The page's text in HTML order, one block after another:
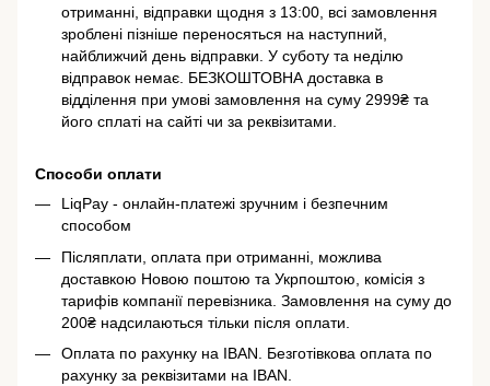
отриманні, відправки щодня з 13:00, всі замовлення
зроблені пізніше переносяться на наступний,
найближчий день відправки. У суботу та неділю
відправок немає. БЕЗКОШТОВНА доставка в
відділення при умові замовлення на суму 2999₴ та
його сплаті на сайті чи за реквізитами.
Способи оплати
LiqPay - онлайн-платежі зручним і безпечним
способом
Післяплати, оплата при отриманні, можлива
доставкою Новою поштою та Укрпоштою, комісія з
тарифів компанії перевізника. Замовлення на суму до
200₴ надсилаються тільки після оплати.
Оплата по рахунку на IBAN. Безготівкова оплата по
рахунку за реквізитами на IBAN.